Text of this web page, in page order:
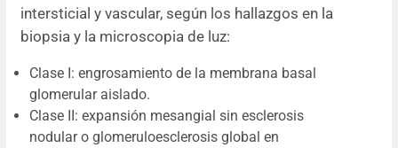
intersticial y vascular, según los hallazgos en la
biopsia y la microscopia de luz:
Clase I: engrosamiento de la membrana basal
glomerular aislado.
Clase II: expansión mesangial sin esclerosis
nodular o glomeruloesclerosis global en